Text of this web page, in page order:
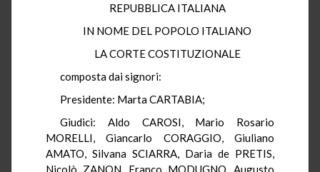
REPUBBLICA ITALIANA
IN NOME DEL POPOLO ITALIANO
LA CORTE COSTITUZIONALE
composta dai signori:
Presidente: Marta CARTABIA;
Giudici: Aldo CAROSI, Mario Rosario
MORELLI, Giancarlo CORAGGIO, Giuliano
AMATO, Silvana SCIARRA, Daria de PRETIS,
Nicolò ZANON, Franco MODUGNO, Augusto